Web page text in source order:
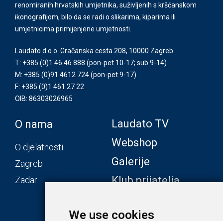
We use cookies
renomiranih hrvatskih umjetnika, suživljenih s kršćanskom
ikonografijom, bilo da se radi o slikarima, kiparima ili
umjetnicima primijenjene umjetnosti.
Laudato d.o.o. Gračanska cesta 208, 10000 Zagreb
T: +385 (0)1 46 46 888 (pon-pet 10-17; sub 9-14)
M: +385 (0)91 4612 724(pon-pet 9-17)
F: +385 (0)1 461 27 22
OIB: 86303026965
O nama
O djelatnosti
Zagreb
Zadar
Laudato TV
Webshop
Galerije
Klub prijatelja